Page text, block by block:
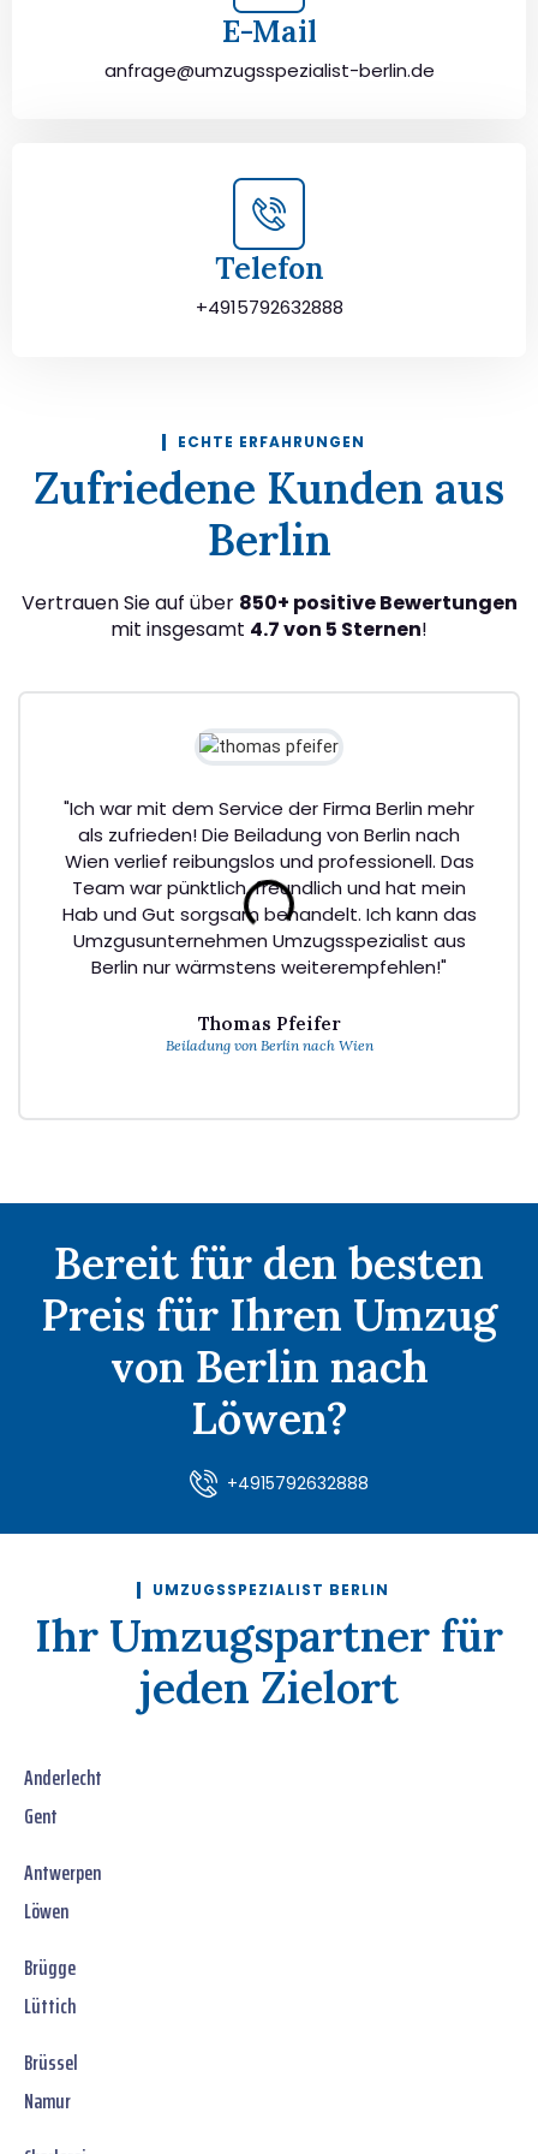
E-Mail
anfrage@umzugsspezialist-berlin.de
Telefon
+4915792632888
ECHTE ERFAHRUNGEN
Zufriedene Kunden aus
Berlin
Vertrauen Sie auf über 850+ positive Bewertungen
mit insgesamt 4.7 von 5 Sternen!
"Ich war mit dem Service der Firma Berlin mehr
als zufrieden! Die Beiladung von Berlin nach
Wien verlief reibungslos und professionell. Das
Team war pünktlich, freundlich und hat mein
Hab und Gut sorgsam behandelt. Ich kann das
Umzgusunternehmen Umzugsspezialist aus
Berlin nur wärmstens weiterempfehlen!"
Thomas Pfeifer
Beiladung von Berlin nach Wien
Bereit für den besten
Preis für Ihren Umzug
von Berlin nach
Löwen?
+4915792632888
UMZUGSSPEZIALIST BERLIN
Ihr Umzugspartner für
jeden Zielort
Anderlecht
Gent
Antwerpen
Löwen
Brügge
Lüttich
Brüssel
Namur